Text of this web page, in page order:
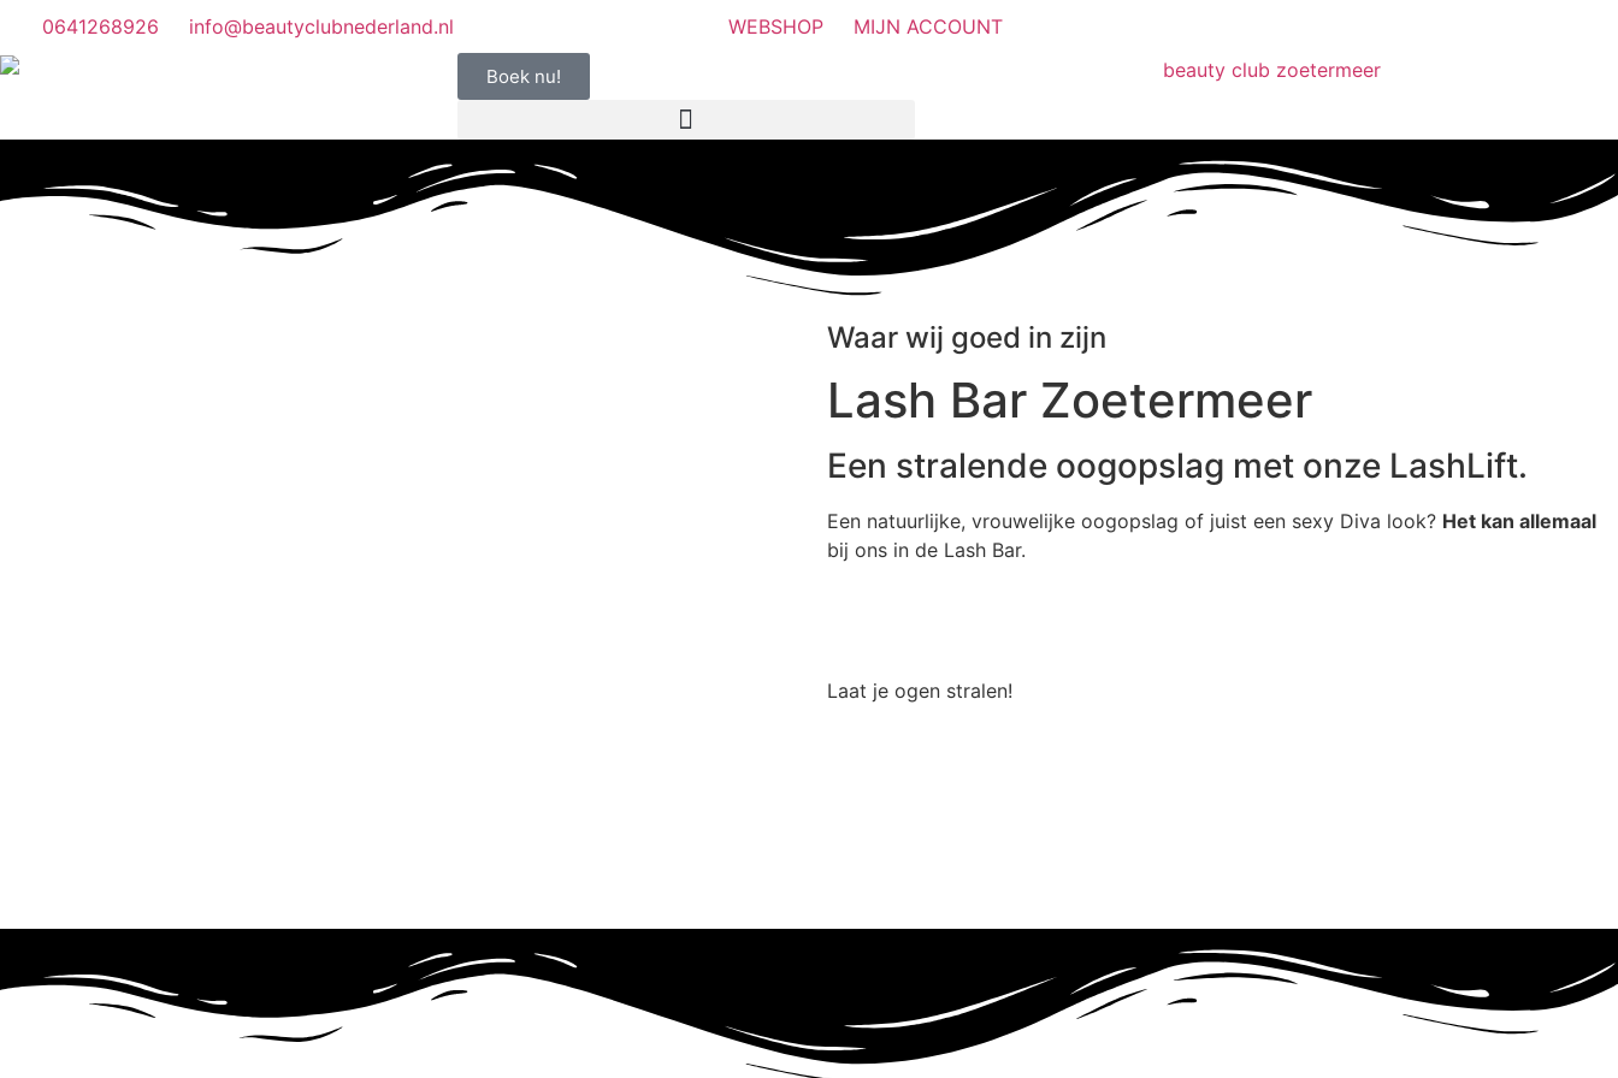
0641268926 info@beautyclubnederland.nl WEBSHOP MIJN ACCOUNT
Boek nu!
Waar wij goed in zijn
Lash Bar Zoetermeer
Een stralende oogopslag met onze LashLift.
Een natuurlijke, vrouwelijke oogopslag of juist een sexy Diva look? Het kan allemaal
bij ons in de Lash Bar.
Laat je ogen stralen!